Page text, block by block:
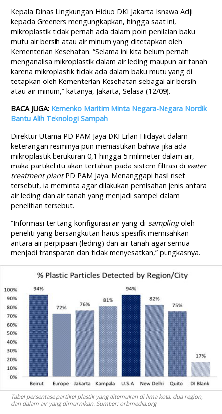
Kepala Dinas Lingkungan Hidup DKI Jakarta Isnawa Adji
kepada Greeners mengungkapkan, hingga saat ini,
mikroplastik tidak pernah ada dalam poin penilaian baku
mutu air bersih atau air minum yang ditetapkan oleh
Kementerian Kesehatan. “Selama ini kita belum pernah
menganalisa mikroplastik dalam air leding maupun air tanah
karena mikroplastik tidak ada dalam baku mutu yang di
tetapkan oleh Kementerian Kesehatan sebagai air bersih
atau air minum,” katanya, Jakarta, Selasa (12/09).
BACA JUGA: Kemenko Maritim Minta Negara-Negara Nordik
Bantu Alih Teknologi Sampah
Direktur Utama PD PAM Jaya DKI Erlan Hidayat dalam
keterangan resminya pun memastikan bahwa jika ada
mikroplastik berukuran 0,1 hingga 5 milimeter dalam air,
maka partikel itu akan tertahan pada sistem filtrasi di water
treatment plantPD PAM Jaya. Menanggapi hasil riset
tersebut, ia meminta agar dilakukan pemisahan jenis antara
air leding dan air tanah yang menjadi sampel dalam
penelitian tersebut.
“Informasi tentang konfigurasi air yang di-samplingoleh
peneliti yang bersangkutan harus spesifik memisahkan
antara air perpipaan (leding) dan air tanah agar semua
menjadi transparan dan tidak menyesatkan,” pungkasnya.
Tabel persentase partikel plastik yang ditemukan di lima kota, dua region,
dan dalam air yang dimurnikan. Sumber: orbmedia.org